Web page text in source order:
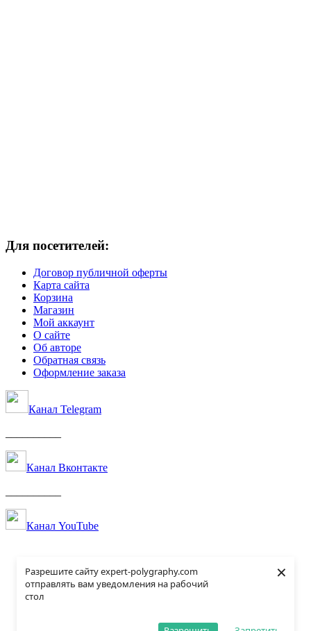
Разрешите сайту expert-polygraphy.com
отправлять вам уведомления на рабочий
стол
×
Для посетителей:
Договор публичной оферты
Карта сайта
Корзина
Магазин
Мой аккаунт
О сайте
Об авторе
Обратная связь
Оформление заказа
Канал Telegram
Канал Вконтакте
Канал YouTube